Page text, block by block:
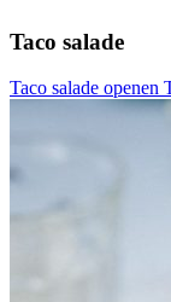
Taco salade
Taco salade openen